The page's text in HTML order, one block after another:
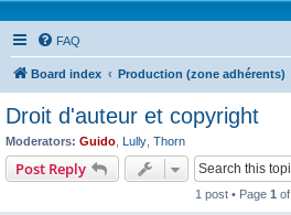
FAQ
Board index Production (zone adhérents)
Droit d'auteur et copyright
Moderators: Guido Lully Thorn
Post Reply
1 post • Page 1 of